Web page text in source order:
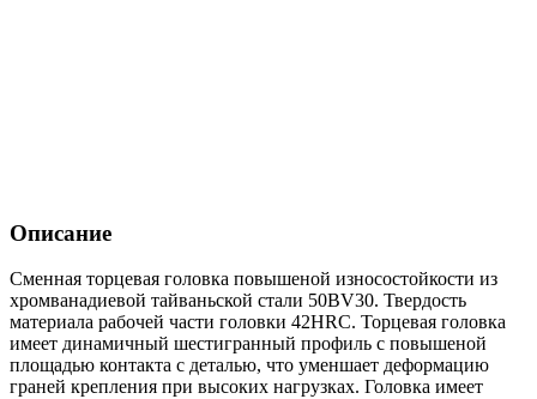
Описание
Сменная торцевая головка повышеной износостойкости из
хромванадиевой тайваньской стали 50BV30. Твердость
материала рабочей части головки 42HRC. Торцевая головка
имеет динамичный шестигранный профиль с повышеной
площадью контакта с деталью, что уменшает деформацию
граней крепления при высоких нагрузках. Головка имеет